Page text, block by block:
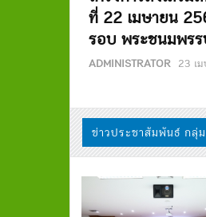
ที่ 22 เมษายน
รอบ พระชนมพร
ADMINISTRATOR 23 เ
ข่าวประชาสัมพันธ์ กลุ่